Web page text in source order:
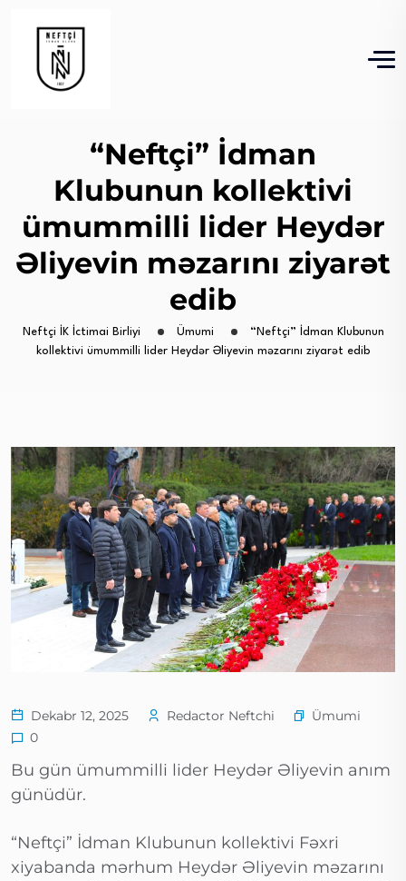
“Neftçi” İdman
Klubunun kollektivi
ümummilli lider Heydər
Əliyevin məzarını ziyarət
edib
Neftçi İK İctimai Birliyi Ümumi
“Neftçi” İdman Klubunun
kollektivi ümummilli lider Heydər Əliyevin məzarını ziyarət edib
Dekabr 12, 2025 Redactor Neftchi
Ümumi
0
Bu gün ümummilli lider Heydər Əliyevin anım
günüdür.
“Neftçi” İdman Klubunun kollektivi Fəxri
xiyabanda mərhum Heydər Əliyevin məzarını